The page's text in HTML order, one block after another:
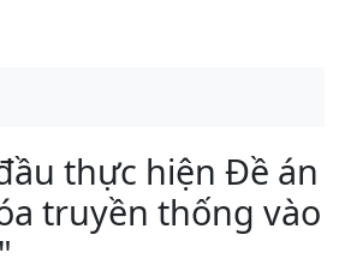
thực hiện Đề án
truyền thống vào